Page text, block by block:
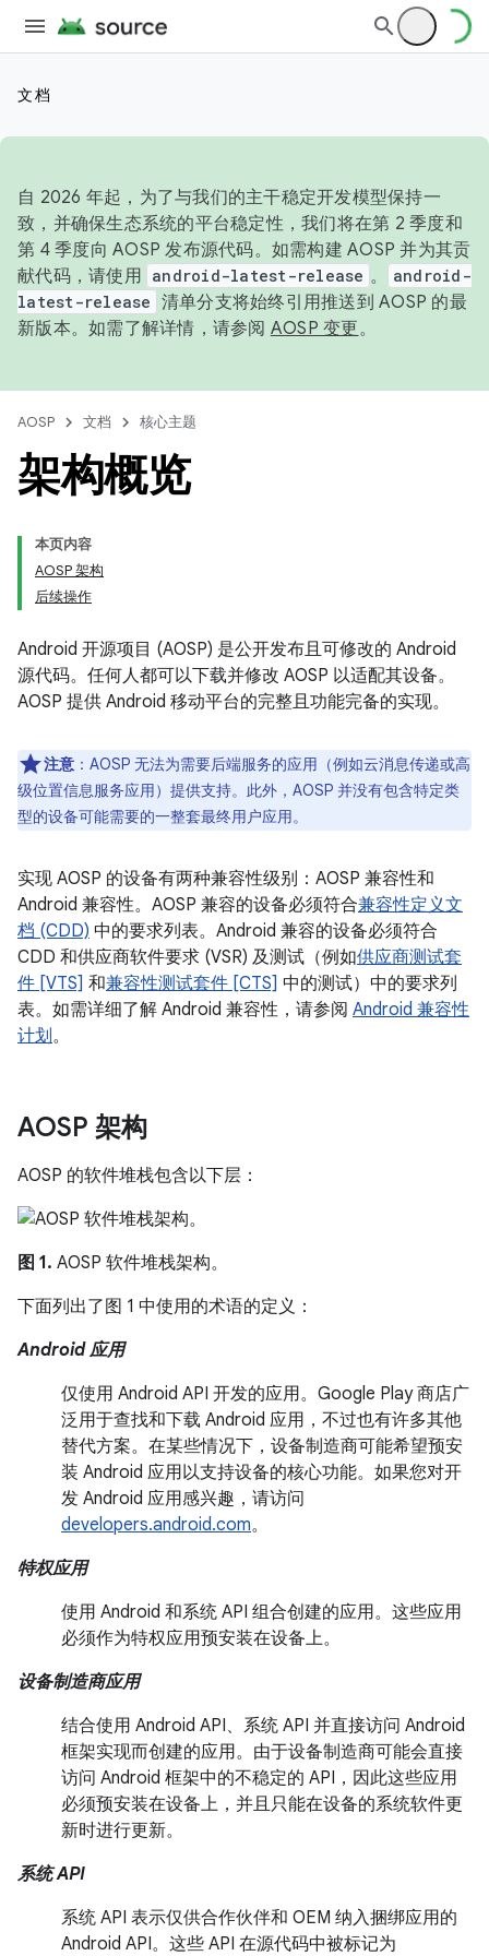
文档
自 2026 年起，为了与我们的主干稳定开发模型保持一
致，并确保生态系统的平台稳定性，我们将在第 2 季度和
第 4 季度向 AOSP 发布源代码。如需构建 AOSP 并为其贡
献代码，请使用 android-latest-release 。
android-
latest-release 清单分支将始终引用推送到 AOSP 的最
新版本。如需了解详情，请参阅 AOSP 变更。
AOSP 文档 核心主题
架构概览
本页内容
AOSP 架构
后续操作
Android 开源项目 (AOSP) 是公开发布且可修改的 Android
源代码。任何人都可以下载并修改 AOSP 以适配其设备。
AOSP 提供 Android 移动平台的完整且功能完备的实现。
注意 ：AOSP 无法为需要后端服务的应用（例如云消息传递或高
级位置信息服务应用）提供支持。此外，AOSP 并没有包含特定类
型的设备可能需要的一整套最终用户应用。
实现 AOSP 的设备有两种兼容性级别：AOSP 兼容性和
Android 兼容性。 AOSP 兼容的设备必须符合兼容性定义文
档 (CDD) 中的要求列表。 Android 兼容的设备必须符合
CDD 和供应商软件要求 (VSR) 及测试（例如供应商测试套
件 [VTS] 和兼容性测试套件 [CTS] 中的测试）中的要求列
表。如需详细了解 Android 兼容性，请参阅 Android 兼容性
计划。
AOSP 架构
AOSP 的软件堆栈包含以下层：
图 1. AOSP 软件堆栈架构。
下面列出了图 1 中使用的术语的定义：
Android 应用
仅使用 Android API 开发的应用。Google Play 商店广
泛用于查找和下载 Android 应用，不过也有许多其他
替代方案。在某些情况下，设备制造商可能希望预安
装 Android 应用以支持设备的核心功能。如果您对开
发 Android 应用感兴趣，请访问
developers.android.com。
特权应用
使用 Android 和系统 API 组合创建的应用。这些应用
必须作为特权应用预安装在设备上。
设备制造商应用
结合使用 Android API、系统 API 并直接访问 Android
框架实现而创建的应用。由于设备制造商可能会直接
访问 Android 框架中的不稳定的 API，因此这些应用
必须预安装在设备上，并且只能在设备的系统软件更
新时进行更新。
系统 API
系统 API 表示仅供合作伙伴和 OEM 纳入捆绑应用的
Android API。这些 API 在源代码中被标记为